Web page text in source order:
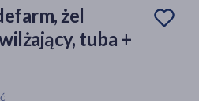
żel
tuba +